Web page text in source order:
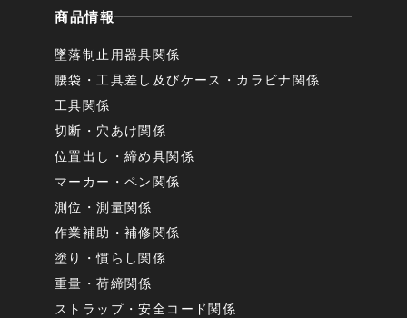
商品情報
墜落制止用器具関係
腰袋・工具差し及びケース・カラビナ関係
工具関係
切断・穴あけ関係
位置出し・締め具関係
マーカー・ペン関係
測位・測量関係
作業補助・補修関係
塗り・慣らし関係
重量・荷締関係
ストラップ・安全コード関係